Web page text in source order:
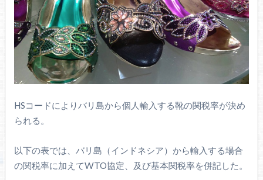
HSコードによりバリ島から個人輸入する靴の関税率が決め
られる。
以下の表では、バリ島（インドネシア）から輸入する場合
の関税率に加えてWTO協定、及び基本関税率を併記した。